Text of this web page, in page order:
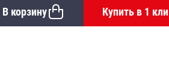
В корзину Купить в 1